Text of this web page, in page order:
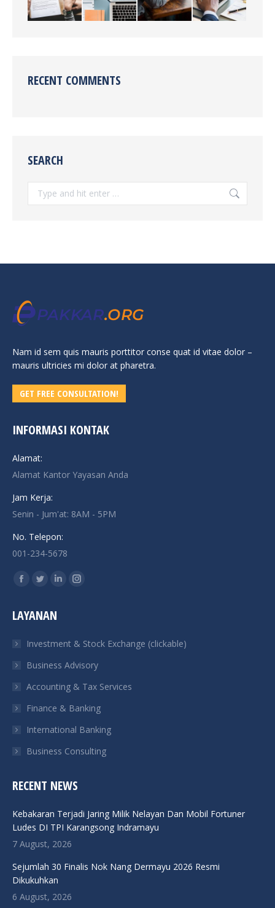
RECENT COMMENTS
SEARCH
Search:
Nam id sem quis mauris porttitor conse quat id vitae dolor –
mauris ultricies mi dolor at pharetra.
GET FREE CONSULTATION!
INFORMASI KONTAK
Alamat:
Alamat Kantor Yayasan Anda
Jam Kerja:
Senin - Jum'at: 8AM - 5PM
No. Telepon:
001-234-5678
Find us on:
Facebook
opens
new
window
Twitter
opens
new
window
Linkedin
new
window
Instagram
new
window
LAYANAN
Investment & Stock Exchange (clickable)
Business Advisory
Accounting & Tax Services
Finance & Banking
International Banking
Business Consulting
RECENT NEWS
Kebakaran Terjadi Jaring Milik Nelayan Dan Mobil Fortuner
Ludes DI TPI Karangsong Indramayu
7 August, 2026
Sejumlah 30 Finalis Nok Nang Dermayu 2026 Resmi
Dikukuhkan
6 August, 2026